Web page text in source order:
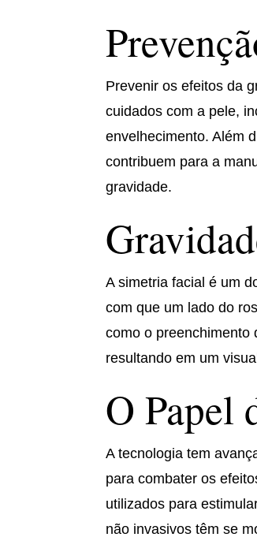
Prevenir os efeitos da
cuidados com a pele,
envelhecimento. Além
contribuem para a
gravidade.
A simetria facial é um
com que um lado do
como o preenchimento
resultando em um
O Papel
A tecnologia tem
para combater os
utilizados para
não invasivos têm se